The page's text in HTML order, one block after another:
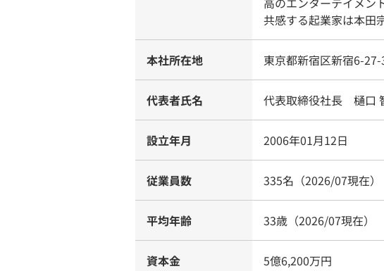
共感する起業家は本田
本社所在地 東京都新宿区新宿6-
代表者氏名 代表取締役社長 樋口
設立年月 2006年01月12日
従業員数 335名（2026/07現在）
平均年齢 33歳（2026/07現在）
資本金 5億6,200万円